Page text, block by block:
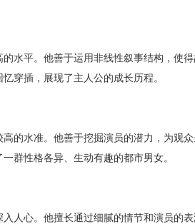
水平。他善于运用非线性叙事结构，使
穿插，展现了主人公的成长历程。
的水准。他善于挖掘演员的潜力，为观
群性格各异、生动有趣的都市男女。
人心。他擅长通过细腻的情节和演员的